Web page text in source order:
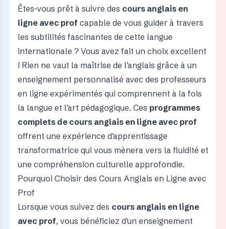
Êtes-vous prêt à suivre des cours anglais en
ligne avec prof capable de vous guider à travers
les subtilités fascinantes de cette langue
internationale ? Vous avez fait un choix excellent
! Rien ne vaut la maîtrise de l'anglais grâce à un
enseignement personnalisé avec des professeurs
en ligne expérimentés qui comprennent à la fois
la langue et l'art pédagogique. Ces programmes
complets de cours anglais en ligne avec prof
offrent une expérience d'apprentissage
transformatrice qui vous mènera vers la fluidité et
une compréhension culturelle approfondie.
Pourquoi Choisir des Cours Anglais en Ligne avec
Prof
Lorsque vous suivez des cours anglais en ligne
avec prof, vous bénéficiez d'un enseignement